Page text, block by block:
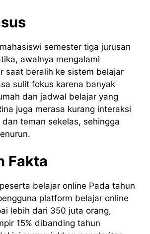
semester tiga jurusan
awalnya mengalami
saat beralih ke sistem belajar
sulit fokus karena banyak
dan jadwal belajar yang
juga merasa kurang interaksi
teman sekelas, sehingga
Fakta
belajar online Pada tahun
platform belajar online
lebih dari 350 juta orang,
15% dibanding tahun